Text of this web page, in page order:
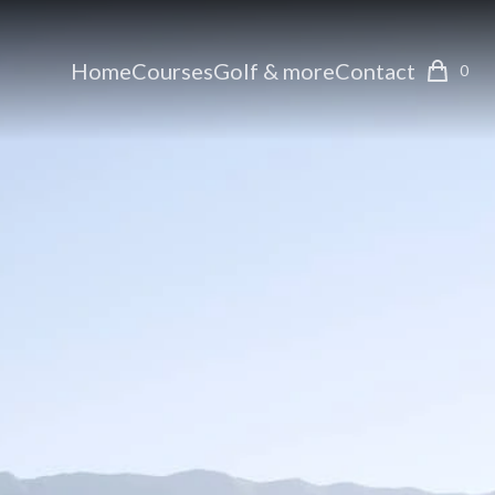
HomeCoursesGolf & moreContact 0